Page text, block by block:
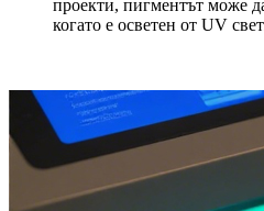
проекти, пигментът може
когато е осветен от UV